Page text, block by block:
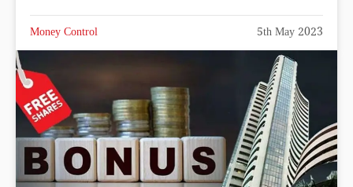
Money Control 5th May 2023